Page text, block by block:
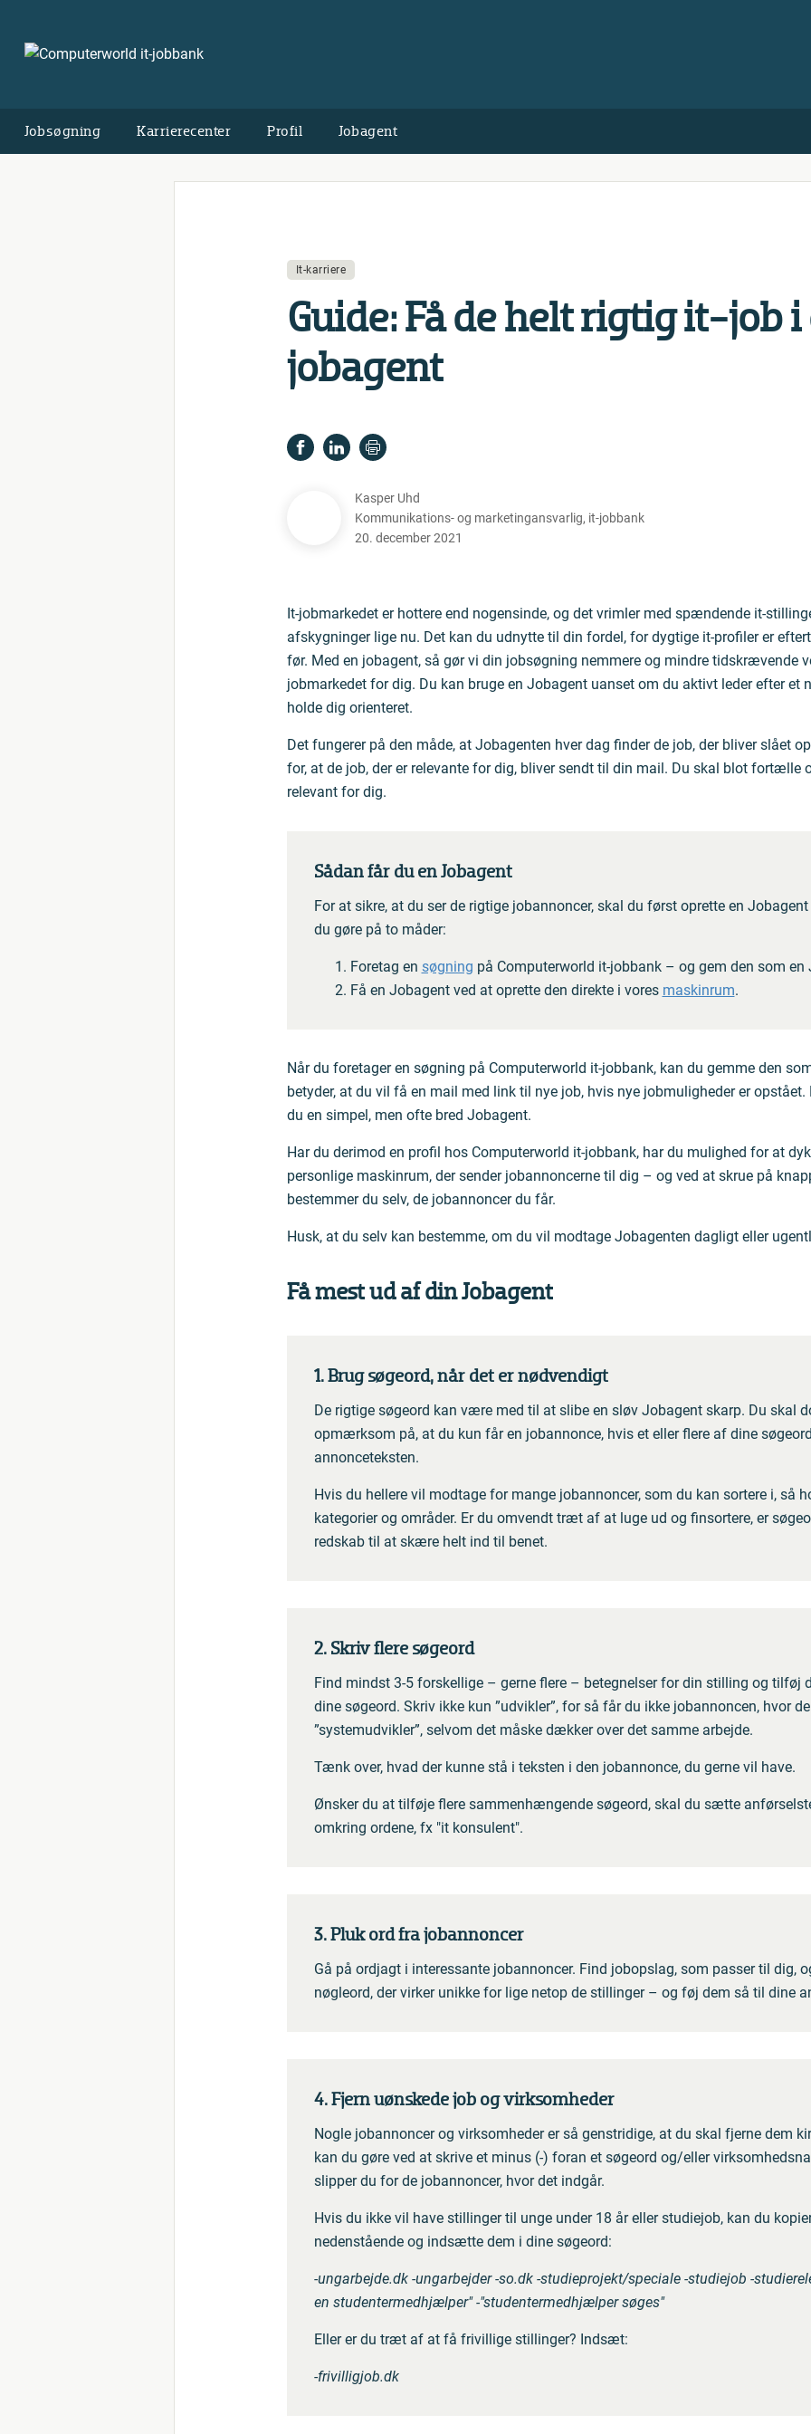
Jobsøgning Karrierecenter Profil Jobagent
It-karriere
Guide: Få de helt rigtig it-job
jobagent
Kasper Uhd
Kommunikations- og marketingansvarlig, it-jobbank
20. december 2021
It-jobmarkedet er hottere end nogensinde, og det vrimler med spændende it-
afskygninger lige nu. Det kan du udnytte til din fordel, for dygtige it-profiler er
før. Med en jobagent, så gør vi din jobsøgning nemmere og mindre tidskrævende
jobmarkedet for dig. Du kan bruge en Jobagent uanset om du aktivt leder efter et
holde dig orienteret.
Det fungerer på den måde, at Jobagenten hver dag finder de job, der bliver slået
for, at de job, der er relevante for dig, bliver sendt til din mail. Du skal blot fortælle
relevant for dig.
Sådan får du en Jobagent
For at sikre, at du ser de rigtige jobannoncer, skal du først oprette en
du gøre på to måder:
Foretag en søgning på Computerworld it-jobbank – og gem den som en
Få en Jobagent ved at oprette den direkte i vores maskinrum.
Når du foretager en søgning på Computerworld it-jobbank, kan du gemme den
betyder, at du vil få en mail med link til nye job, hvis nye jobmuligheder er opstået.
du en simpel, men ofte bred Jobagent.
Har du derimod en profil hos Computerworld it-jobbank, har du mulighed for at
personlige maskinrum, der sender jobannoncerne til dig – og ved at skrue på
bestemmer du selv, de jobannoncer du får.
Husk, at du selv kan bestemme, om du vil modtage Jobagenten dagligt eller
Få mest ud af din Jobagent
1. Brug søgeord, når det er nødvendigt
De rigtige søgeord kan være med til at slibe en sløv Jobagent skarp. Du skal
opmærksom på, at du kun får en jobannonce, hvis et eller flere af dine
annonceteksten.
Hvis du hellere vil modtage for mange jobannoncer, som du kan sortere i, så
kategorier og områder. Er du omvendt træt af at luge ud og finsortere, er
redskab til at skære helt ind til benet.
2. Skriv flere søgeord
Find mindst 3-5 forskellige – gerne flere – betegnelser for din stilling og tilføj
dine søgeord. Skriv ikke kun ”udvikler”, for så får du ikke jobannoncen, hvor
”systemudvikler”, selvom det måske dækker over det samme arbejde.
Tænk over, hvad der kunne stå i teksten i den jobannonce, du gerne vil have.
Ønsker du at tilføje flere sammenhængende søgeord, skal du sætte
omkring ordene, fx "it konsulent".
3. Pluk ord fra jobannoncer
Gå på ordjagt i interessante jobannoncer. Find jobopslag, som passer til dig,
nøgleord, der virker unikke for lige netop de stillinger – og føj dem så til dine
4. Fjern uønskede job og virksomheder
Nogle jobannoncer og virksomheder er så genstridige, at du skal fjerne dem
kan du gøre ved at skrive et minus (-) foran et søgeord og/eller
slipper du for de jobannoncer, hvor det indgår.
Hvis du ikke vil have stillinger til unge under 18 år eller studiejob, kan du
nedenstående og indsætte dem i dine søgeord:
-ungarbejde.dk -ungarbejder -so.dk -studieprojekt/speciale -studiejob -
en studentermedhjælper" -"studentermedhjælper søges"
Eller er du træt af at få frivillige stillinger? Indsæt:
-frivilligjob.dk